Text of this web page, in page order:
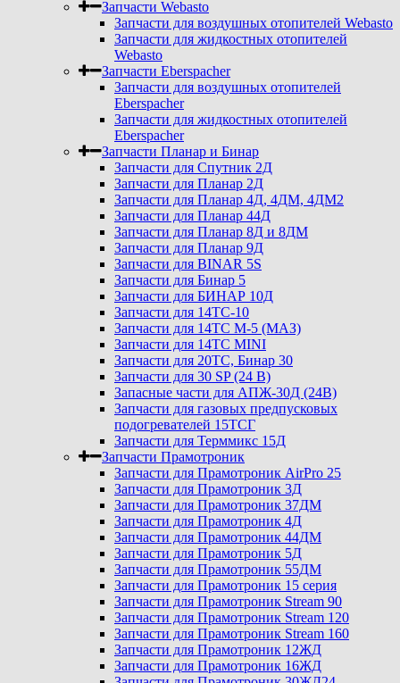
Запчасти Webasto
Запчасти для воздушных отопителей Webasto
Запчасти для жидкостных отопителей
Webasto
Запчасти Eberspacher
Запчасти для воздушных отопителей
Eberspacher
Запчасти для жидкостных отопителей
Eberspacher
Запчасти Планар и Бинар
Запчасти для Спутник 2Д
Запчасти для Планар 2Д
Запчасти для Планар 4Д, 4ДМ, 4ДМ2
Запчасти для Планар 44Д
Запчасти для Планар 8Д и 8ДМ
Запчасти для Планар 9Д
Запчасти для BINAR 5S
Запчасти для Бинар 5
Запчасти для БИНАР 10Д
Запчасти для 14ТС-10
Запчасти для 14ТС М-5 (МАЗ)
Запчасти для 14ТС MINI
Запчасти для 20ТС, Бинар 30
Запчасти для 30 SP (24 В)
Запасные части для АПЖ-30Д (24В)
Запчасти для газовых предпусковых
подогревателей 15ТСГ
Запчасти для Терммикс 15Д
Запчасти Прамотроник
Запчасти для Прамотроник AirPro 25
Запчасти для Прамотроник 3Д
Запчасти для Прамотроник 37ДМ
Запчасти для Прамотроник 4Д
Запчасти для Прамотроник 44ДМ
Запчасти для Прамотроник 5Д
Запчасти для Прамотроник 55ДМ
Запчасти для Прамотроник 15 серия
Запчасти для Прамотроник Stream 90
Запчасти для Прамотроник Stream 120
Запчасти для Прамотроник Stream 160
Запчасти для Прамотроник 12ЖД
Запчасти для Прамотроник 16ЖД